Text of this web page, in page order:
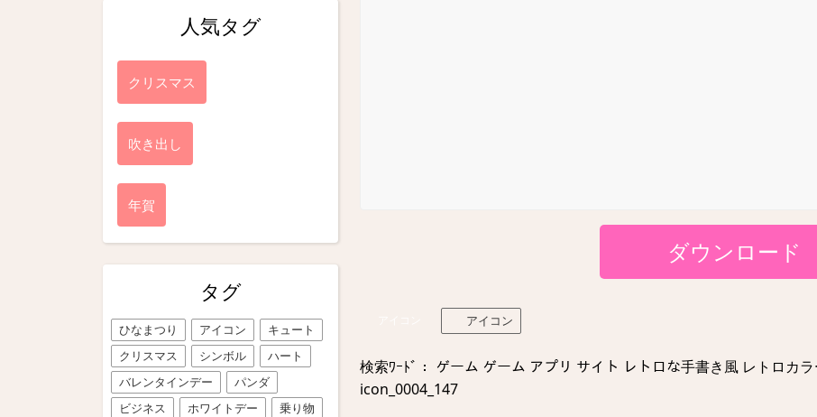
人気タグ
クリスマス
吹き出し
年賀
タグ
ひなまつり アイコン
キュート
クリスマス
シンボル
ハート
バレンタインデー
パンダ
ビジネス
ホワイトデー
乗り物
ダウンロード
アイコン
検索ﾜｰﾄﾞ： ゲーム ゲーム アプリ サイト レトロな手書き風 レトロ
icon_0004_147